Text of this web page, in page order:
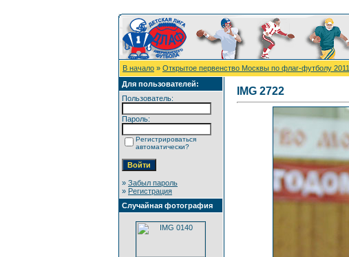
В начало » Открытое первенство Москвы по флаг-футболу 2011
Для пользователей:
Пользователь:
Пароль:
Регистрироваться
автоматически?
» Забыл пароль
» Регистрация
Случайная фотография
IMG 2722